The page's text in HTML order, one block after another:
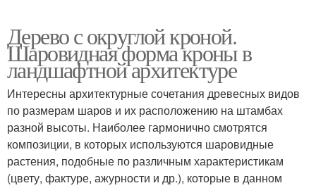
Дерево с округлой кроной.
Шаровидная форма кроны в
ландшафтной архитектуре
Интересны архитектурные сочетания древесных видов
по размерам шаров и их расположению на штамбах
разной высоты. Наиболее гармонично смотрятся
композиции, в которых используются шаровидные
растения, подобные по различным характеристикам
(цвету, фактуре, ажурности и др.), которые в данном